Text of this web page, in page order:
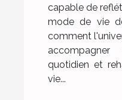
capable de
mode de vie
comment
quotidien et
vie...